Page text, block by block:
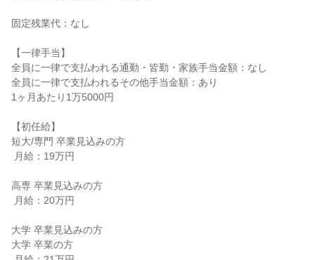
固定残業代：なし
【一律手当】
全員に一律で支払われる通勤・皆勤・家族手当金額：なし
全員に一律で支払われるその他手当金額：あり
1ヶ月あたり1万5000円
【初任給】
短大/専門 卒業見込みの方
高専 卒業見込みの方
大学 卒業見込みの方
大学 卒業の方